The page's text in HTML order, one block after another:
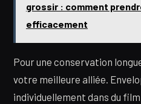
grossir : comment
efficacement
Pour une conservation
votre meilleure alliée.
individuellement dans du